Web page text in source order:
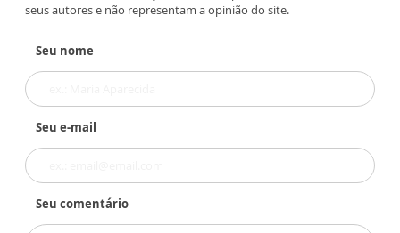
seus autores e não representam a opinião do site.
Seu nome
Seu e-mail
Seu comentário